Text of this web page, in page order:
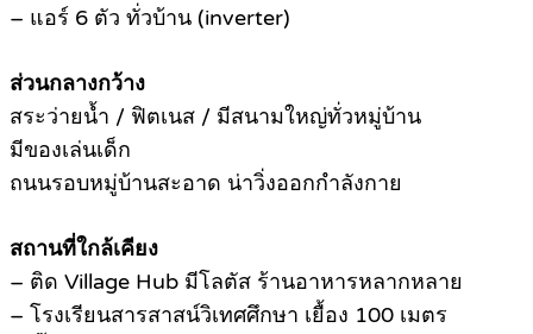
– แอร์ 6 ตัว ทั่วบ้าน (inverter)
ส่วนกลางกว้าง
สระว่ายน้ำ / ฟิตเนส / มีสนามใหญ่ทั่วหมู่บ้าน
มีของเล่นเด็ก
ถนนรอบหมู่บ้านสะอาด น่าวิ่งออกกำลังกาย
สถานที่ใกล้เคียง
– ติด Village Hub มีโลตัส ร้านอาหารหลากหลาย
– โรงเรียนสารสาสน์วิเทศศึกษา เยื้อง 100 เมตร